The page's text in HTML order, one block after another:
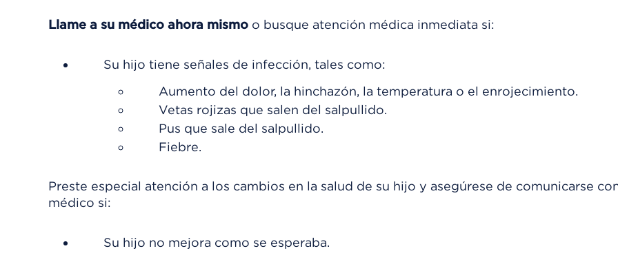
Llame a su médico ahora mismo o busque atención médica inmediata si:
Su hijo tiene señales de infección, tales como:
Aumento del dolor, la hinchazón, la temperatura o el enrojecimiento.
Vetas rojizas que salen del salpullido.
Pus que sale del salpullido.
Fiebre.
Preste especial atención a los cambios en la salud de su hijo y asegúrese de comunicarse
médico si:
Su hijo no mejora como se esperaba.